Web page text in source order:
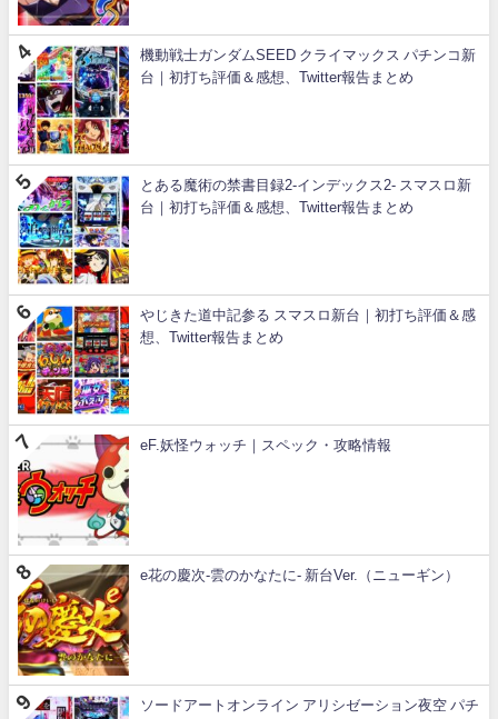
機動戦士ガンダムSEED クライマックス パチンコ新
台｜初打ち評価＆感想、Twitter報告まとめ
とある魔術の禁書目録2-インデックス2- スマスロ新
台｜初打ち評価＆感想、Twitter報告まとめ
やじきた道中記参る スマスロ新台｜初打ち評価＆感
想、Twitter報告まとめ
eF.妖怪ウォッチ｜スペック・攻略情報
e花の慶次-雲のかなたに- 新台Ver.（ニューギン）
ソードアートオンライン アリシゼーション夜空 パチ